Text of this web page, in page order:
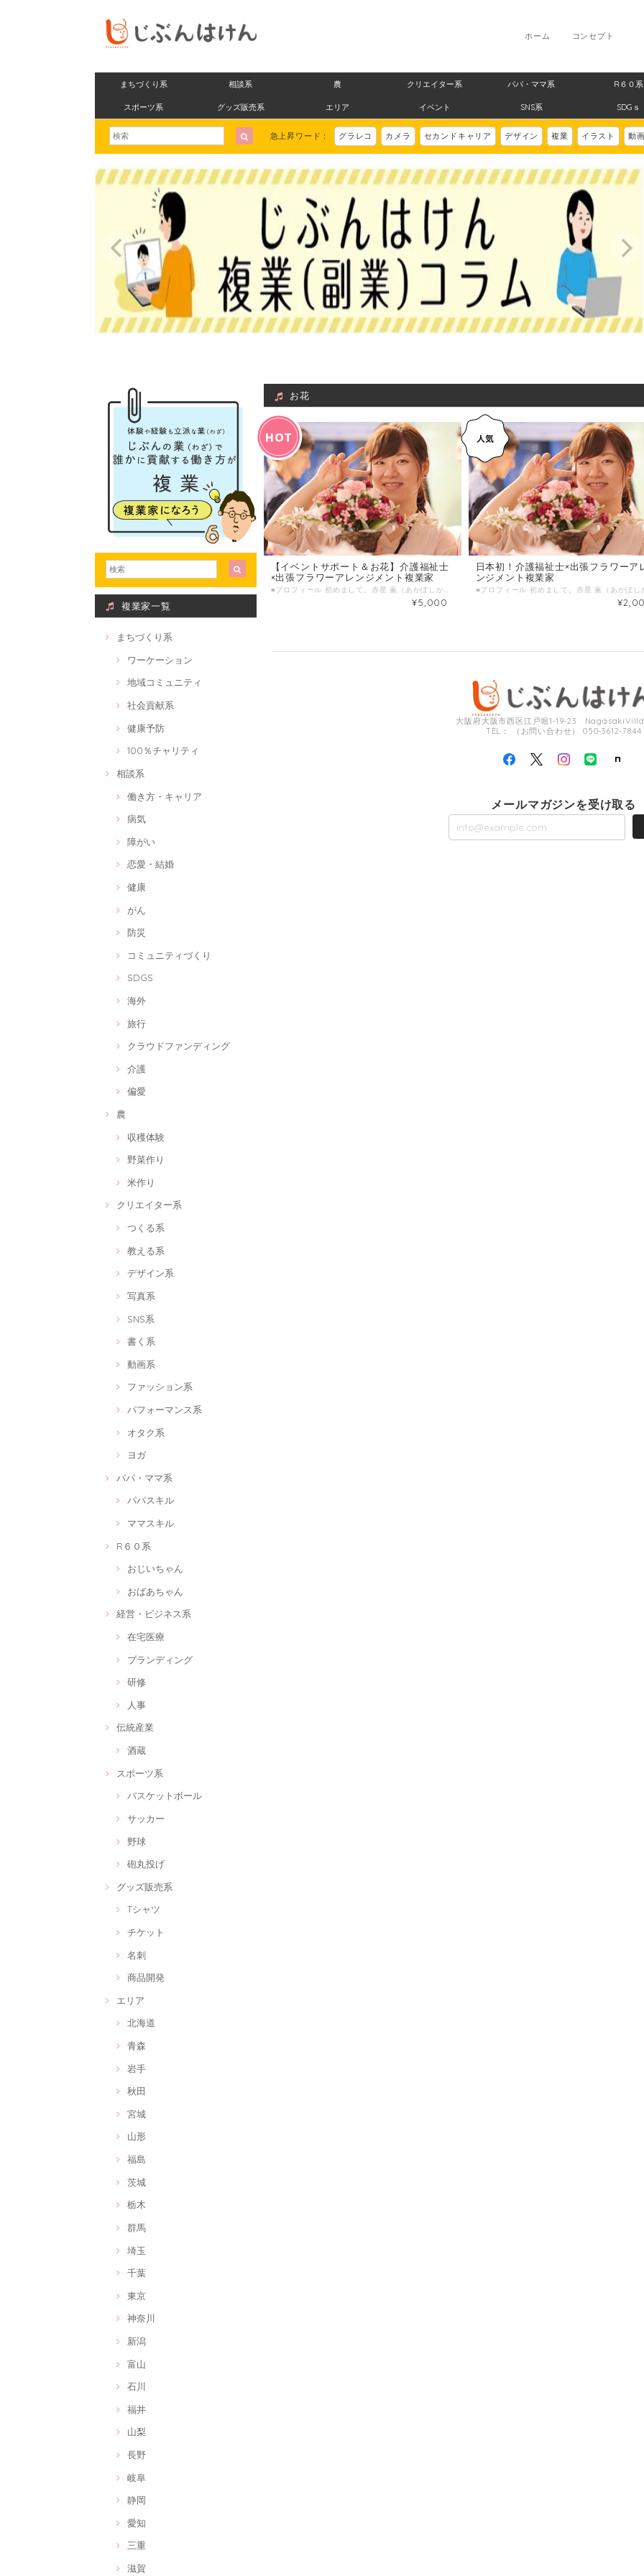
コンセプト
ホーム
まちづくり系 相談系 農 クリエイター系 パパ・ママ系 R６０系
スポーツ系 グッズ販売系 エリア イベント SNS系 SDGｓ
急上昇ワード： グラレコ カメラ セカンドキャリア デザイン 複業 イラスト 動画
複業家一覧
まちづくり系
ワーケーション
地域コミュニティ
社会貢献系
健康予防
100％チャリティ
相談系
働き方・キャリア
病気
障がい
恋愛・結婚
健康
がん
防災
コミュニティづくり
SDGS
海外
旅行
クラウドファンディング
介護
偏愛
農
収穫体験
野菜作り
米作り
クリエイター系
つくる系
教える系
デザイン系
写真系
SNS系
書く系
動画系
ファッション系
パフォーマンス系
オタク系
ヨガ
パパ・ママ系
パパスキル
ママスキル
R６０系
おじいちゃん
おばあちゃん
経営・ビジネス系
在宅医療
ブランディング
研修
人事
伝統産業
酒蔵
スポーツ系
バスケットボール
サッカー
野球
砲丸投げ
グッズ販売系
Tシャツ
チケット
名刺
商品開発
エリア
北海道
青森
岩手
秋田
宮城
山形
福島
茨城
栃木
群馬
埼玉
千葉
東京
神奈川
新潟
富山
石川
福井
山梨
長野
岐阜
静岡
愛知
三重
滋賀
お花
【イベントサポート＆お花】介護福祉士
×出張フラワーアレンジメント複業家
■プロフィール 初めまして。赤星 薫（あかぼしかおる）と申します。 日本初！介護福祉士による出張フラワーアレンジメント・園芸教室を広めています＾＾ 講師経験があることからイベントの進行役、 お花飾りもご依頼いただくことが出てきました。 あったかい場づくりをお手伝いできればと思います。 Facebook https://www.facebook.com/rich.kaoru.happysmile Instagram https://www.instagram.com/happysmile_378/ ■わたしの複業 （経験・実績・趣味・特技・好きなことetc） 職歴 有料老人ホーム勤務７年半 訪問フラワーアレンジメント園芸教室「ハッピースマイル」代表 2016年11月創業 自社教室開催と並行して、花屋の店舗でも勤務 資格 介護福祉士 高等学校農業科教員免許 フラワー装飾技能士３級 趣味 花屋巡り 古民家をネットで見まくる 旅行 山の上から景色眺めてボーっとする 《花と緑で未来を楽しく明るく 》、《ハッピースマイルに関わる全ての方の幸福を目指すと共に、自分らしく生き・働く仲間を増やす活動を全国・世界へ拡げること》を理念として掲げ活動中。 高校・大学で、フラワーアレンジメント・植物の栽培・農業・生物を中心に学ぶ。 大学在学中に園芸療法に興味を持ち、福祉業界に就職。 介護職として生活全般から看取りまでを７年半経験し、その中で、『心身の癒し・リハビリテーション』を目的に、高齢者向けフラワーアレンジメント教室、介護施設職員向け「お花と認知症研修」の開催や園芸療法を行う。 高齢者の楽しみ創出・介護スタッフ研修が評判で出張型のフラワーアレンジメント・園芸教室「ハッピースマイル」を2016年11月創業。 2019年7月まで、延べ2000人以上が参加、リピート率は90％以上。 園芸療法とそれを通した対人コミュニケーションや働き方についての講義開催など、福祉関係者向けフラワーアレンジメント講座などを現場主導でできるようにサポート業務を展開中。 ■時間内に提供できること イベント装飾用のお花（ボリュームにより料金はご相談） イベント司会・その他進行サポート ■ こんな人におすすめ イベント装飾用のお花が欲しい イベント運営のサポート役がほしい ■ 当日までの打ち合わせはWEBミーティングにて 1、簡単にお互いの自己紹介 2、相談内容・ヒアリング ■ 当日の流れとスケジュール 事前お顔合わせ・ヒアリング・・・30分程度 適宜メールも活用しながら情報共有 ヒアリング内容 ・お花のご要望 ・イベント概要 ・イベントの目的、いつ、どこで、誰に向けてetc... ・イベントで大切にしていること ＊ 当日のお申し込みはご遠慮ください。 （送信欄）＝＝＝＝＝＝＝＝＝＝＝＝ オンラインの打ち合わせ方法 打ち合わせ希望日 第一希望：●月●日●曜日 ●時●分～●時●分 第二希望：●月●日●曜日 ●時●分～●時●分 第三希望：●月●日●曜日 ●時●分～●時●分 イベント日 当日：●月●日●曜日 ●時●分～●時●分 ＝＝＝＝＝＝＝＝＝＝＝＝＝＝＝＝＝ ■調整可能な曜日・時間帯 ＊ 当日のお申し込みはご遠慮ください。 下記、打ち合わせ日時は、 ３日前以上の余裕を持った日時で、ご希望日時を３つほどお知らせください。 （送信欄）＝＝＝＝＝＝＝＝＝＝＝＝ 第一希望：●月●日●曜日 ●時●分～●時●分 第二希望：●月●日●曜日 ●時●分～●時●分 第三希望：●月●日●曜日 ●時●分～●時●分 ＝＝＝＝＝＝＝＝＝＝＝＝＝＝＝＝＝ ■ よくある質問 Q. オンラインでのやり取りは可能ですか？ A. 可能です＾＾ ・ご相談日時等のお問い合わせ ・遠隔地にお住まいであったり、都合上対面が不可能な場合 などは、LINE＠ or Facebookメッセンジャーにてご連絡ください。 Q. 延長した場合はどうなりますか？ A. 延長時間分を別途ご購入いただきます。 ■1回のサービス提供時間 ２時間/回 ＊４時間ご希望の場合はカートにて「２」個ご購入ください。 ＊当日延長相談も可 ＊交通費別途ご請求 ■サービス提供エリア お花送付のみも承っております。 ＊イベント等の場合は、交通費別途ご請求
¥5,000
日本初！介護福祉士×出張フラワーア
ンジメント複業家
大阪府大阪市西区江戸堀1-19-23
TEL： （お問い合わせ） 050-3612-7844
メールマガジンを受け取る